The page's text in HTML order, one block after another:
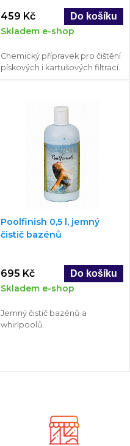
459 Kč
Skladem e-shop
Chemický přípravek pro čištění
pískových i kartušových filtrací.
Poolfinish 0,5 l, jemný
čistič bazénů
695 Kč
Skladem e-shop
Jemný čistič bazénů a
whirlpoolů.